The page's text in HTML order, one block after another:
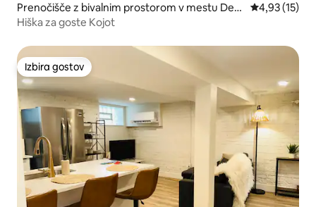
Prenočišče z bivalnim prostorom v mestu Detr
oit
Povprečna
4,93 (15)
Hiška za goste Kojot
Izbira gostov
Izbira gostov